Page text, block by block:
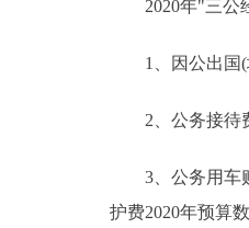
2020年"三公经
1、因公出国(
2、公务接待费
3、公务用车购
护费2020年预算